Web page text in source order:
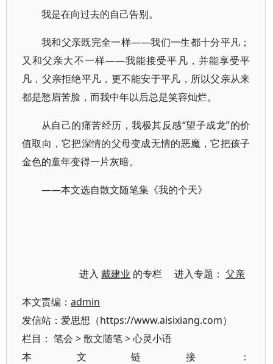
我是在向过去的自己告别。
我和父亲既完全一样——我们一生都十分平凡；
又和父亲大不一样——我能接受平凡，并能享受平
凡，父亲拒绝平凡，更不能安于平凡，所以父亲从来
都是愁眉苦脸，而我中年以后总是笑容灿烂。
从自己的痛苦经历，我极其反感“望子成龙”的价
值取向，它把深情的父母变成无情的恶魔，它把孩子
金色的童年变得一片灰暗。
——本文选自散文随笔集《我的个天》
进入戴建业 的专栏 进入专题：父亲
本文责编： admin
发信站：爱思想（https://www.aisixiang.com）
栏目： 笔会 >散文随笔>心灵小语
本文链接：